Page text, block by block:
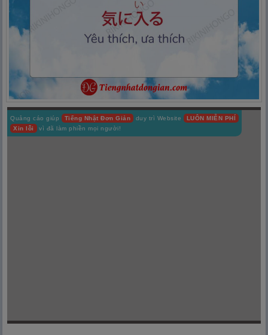
Quảng cáo giúp Tiếng Nhật Đơn Giản duy trì Website
LUÔN MIỄN PHÍ
Xin lỗi
vì đã làm phiền mọi người!